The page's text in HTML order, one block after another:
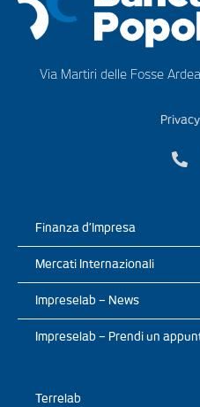
Via Martiri delle Fosse
Finanza d’Impresa
Mercati Internazionali
Impreselab – News
Impreselab – Prendi un
Terrelab